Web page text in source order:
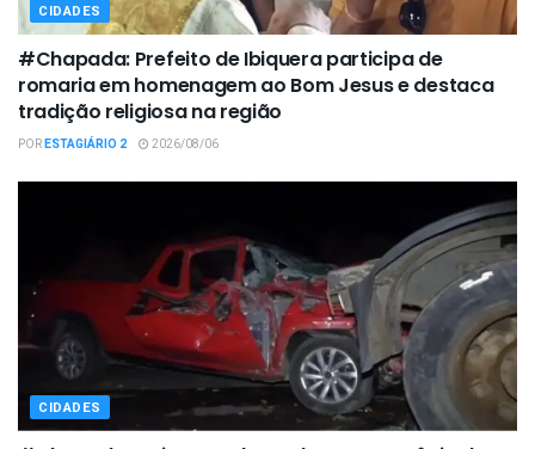
CIDADES
#Chapada: Prefeito de Ibiquera participa de
romaria em homenagem ao Bom Jesus e destaca
tradição religiosa na região
PORESTAGIÁRIO 2 2026/08/06
CIDADES